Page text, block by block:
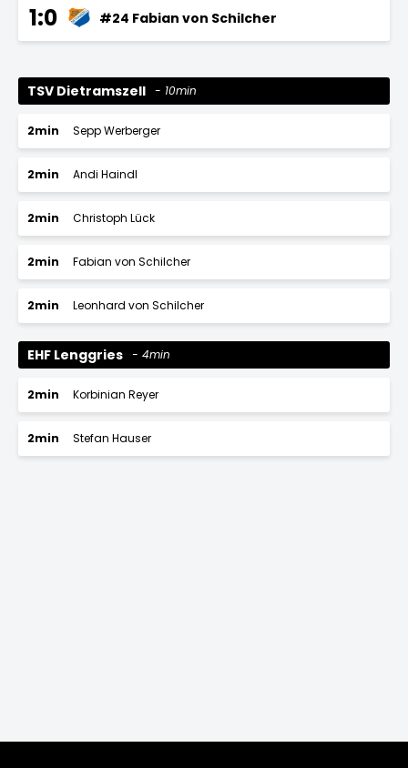
1:0 #24 Fabian von Schilcher
TSV Dietramszell 10min
2min Sepp Werberger
2min Andi Haindl
2min Christoph Lück
2min Fabian von Schilcher
2min Leonhard von Schilcher
EHF Lenggries 4min
2min Korbinian Reyer
2min Stefan Hauser